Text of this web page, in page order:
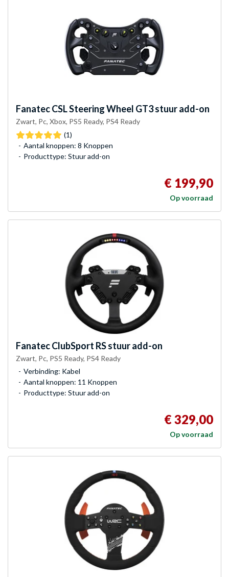
FanatecCSL Steering Wheel GT3 stuur add-on
Zwart, Pc, Xbox, PS5 Ready, PS4 Ready
(1)
Aantal knoppen: 8 Knoppen
Producttype: Stuur add-on
€ 199,90
Op voorraad
FanatecClubSport RS stuur add-on
Zwart, Pc, PS5 Ready, PS4 Ready
Verbinding: Kabel
Aantal knoppen: 11 Knoppen
Producttype: Stuur add-on
€ 329,00
Op voorraad